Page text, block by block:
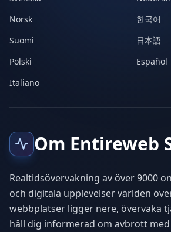
Norsk
한국어
Suomi
日本語
Polski
Español
Italiano
Om Entireweb
Realtidsövervakning av över 9000
och digitala upplevelser världen
webbplatser ligger nere, övervaka
håll dig informerad om avbrott